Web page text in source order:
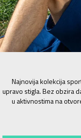
Najnovija kolekcija
upravo stigla. Bez obzira
u aktivnostima na